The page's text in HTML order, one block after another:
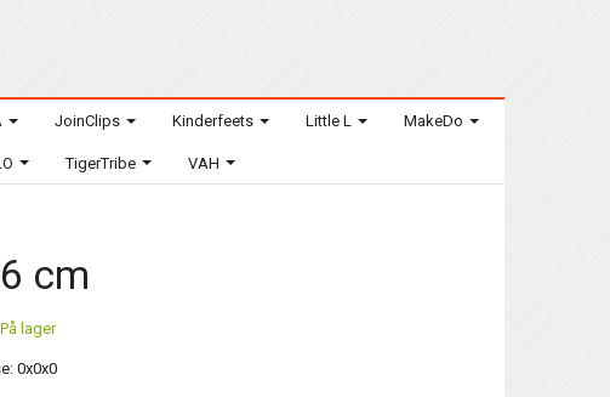
JoinClips Kinderfeets Little L MakeDo
TigerTribe VAH
cm
På lager
0x0x0